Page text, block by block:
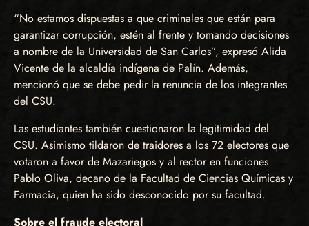
“No estamos dispuestas a que criminales que están para
garantizar corrupción, estén al frente y tomando decisiones
a nombre de la Universidad de San Carlos”, expresó Alida
Vicente de la alcaldía indígena de Palín. Además,
mencionó que se debe pedir la renuncia de los integrantes
del CSU.
Las estudiantes también cuestionaron la legitimidad del
CSU. Asimismo tildaron de traidores a los 72 electores que
votaron a favor de Mazariegos y al rector en funciones
Pablo Oliva, decano de la Facultad de Ciencias Químicas y
Farmacia, quien ha sido desconocido por su facultad.
Sobre el fraude electoral